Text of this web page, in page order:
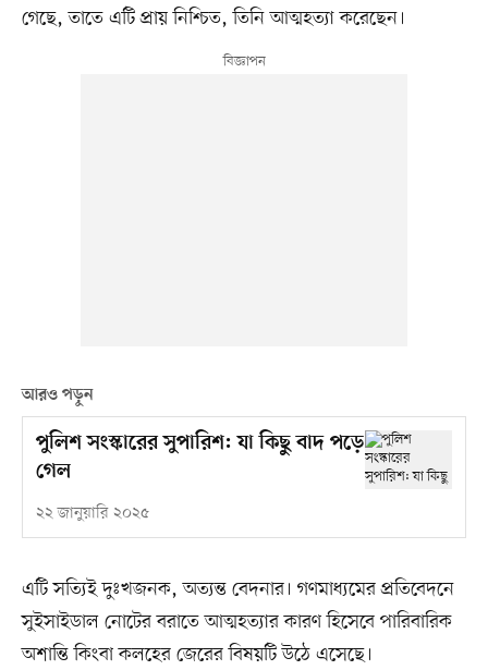
গেছে, তাতে এটি প্রায় নিশ্চিত, তিনি আত্মহত্যা করেছেন।
আরও পড়ুন
পুলিশ সংস্কারের সুপারিশ: যা কিছু বাদ পড়ে
গেল
২২ জানুয়ারি ২০২৫
এটি সত্যিই দুঃখজনক, অত্যন্ত বেদনার। গণমাধ্যমের প্রতিবেদনে
সুইসাইডাল নোটের বরাতে আত্মহত্যার কারণ হিসেবে পারিবারিক
অশান্তি কিংবা কলহের জেরের বিষয়টি উঠে এসেছে।